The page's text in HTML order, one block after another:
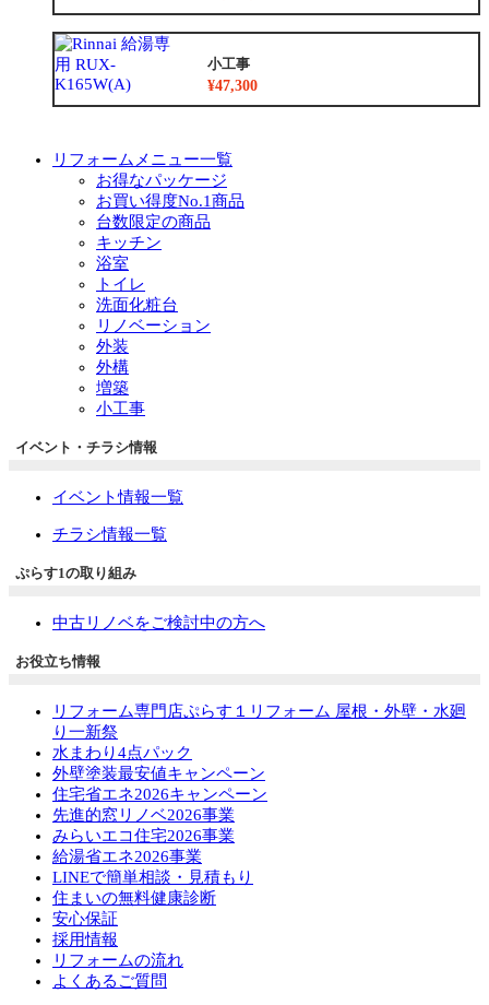
小工事
¥47,300
リフォームメニュー一覧
お得なパッケージ
お買い得度No.1商品
台数限定の商品
キッチン
浴室
トイレ
洗面化粧台
リノベーション
外装
外構
増築
小工事
イベント・チラシ情報
イベント情報一覧
チラシ情報一覧
ぷらす1の取り組み
中古リノベをご検討中の方へ
お役立ち情報
リフォーム専門店ぷらす１リフォーム 屋根・外壁・水廻
り一新祭
水まわり4点パック
外壁塗装最安値キャンペーン
住宅省エネ2026キャンペーン
先進的窓リノベ2026事業
みらいエコ住宅2026事業
給湯省エネ2026事業
LINEで簡単相談・見積もり
住まいの無料健康診断
安心保証
採用情報
リフォームの流れ
よくあるご質問